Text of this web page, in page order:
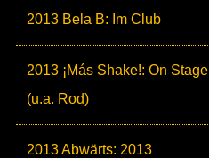
2013 Bela B: Im Club
2013 ¡Más Shake!: On Stage
(u.a. Rod)
2013 Abwärts: 2013